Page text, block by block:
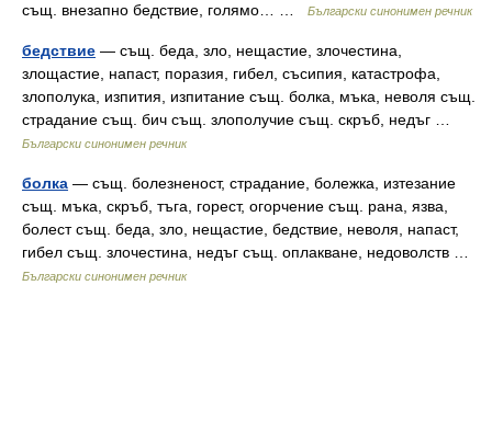
същ. внезапно бедствие, голямо… …
Български синонимен речник
бедствие — същ. беда, зло, нещастие, злочестина,
злощастие, напаст, поразия, гибел, съсипия, катастрофа,
злополука, изпития, изпитание същ. болка, мъка, неволя същ.
страдание същ. бич същ. злополучие същ. скръб, недъг …
Български синонимен речник
болка — същ. болезненост, страдание, болежка, изтезание
същ. мъка, скръб, тъга, горест, огорчение същ. рана, язва,
болест същ. беда, зло, нещастие, бедствие, неволя, напаст,
гибел същ. злочестина, недъг същ. оплакване, недоволств …
Български синонимен речник